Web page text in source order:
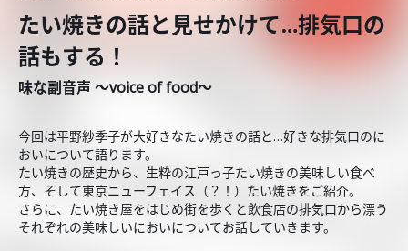
たい焼きの話と見せかけて…排気口の
話もする！
味な副音声 ～voice of food～
今回は平野紗季子が大好きなたい焼きの話と…好きな排気口のに
おいについて語ります。
たい焼きの歴史から、生粋の江戸っ子たい焼きの美味しい食べ
方、そして東京ニューフェイス（？！）たい焼きをご紹介。
さらに、たい焼き屋をはじめ街を歩くと飲食店の排気口から漂う
それぞれの美味しいにおいについてお話していきます。